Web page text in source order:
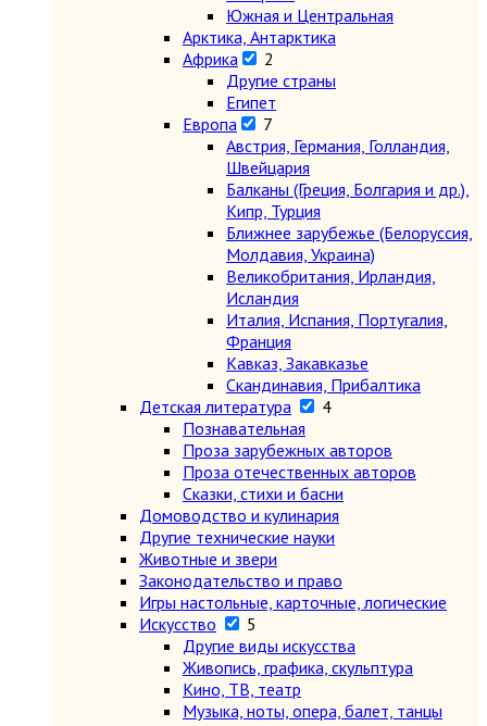
Южная и Центральная
Арктика, Антарктика
Африка
2
Другие страны
Египет
Европа
7
Австрия, Германия, Голландия,
Швейцария
Балканы (Греция, Болгария и др.),
Кипр, Турция
Ближнее зарубежье (Белоруссия,
Молдавия, Украина)
Великобритания, Ирландия,
Исландия
Италия, Испания, Португалия,
Франция
Кавказ, Закавказье
Скандинавия, Прибалтика
Детская литература
4
Познавательная
Проза зарубежных авторов
Проза отечественных авторов
Сказки, стихи и басни
Домоводство и кулинария
Другие технические науки
Животные и звери
Законодательство и право
Игры настольные, карточные, логические
Искусство
5
Другие виды искусства
Живопись, графика, скульптура
Кино, ТВ, театр
Музыка, ноты, опера, балет, танцы